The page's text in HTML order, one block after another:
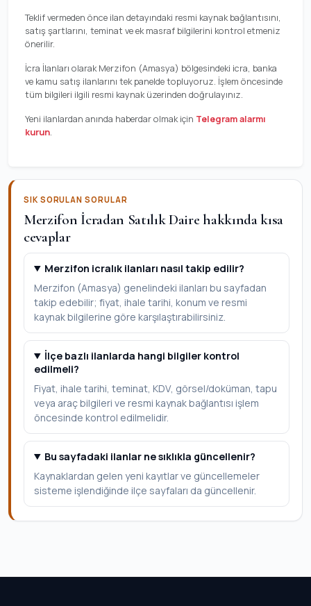
Teklif vermeden önce ilan detayındaki resmi kaynak bağlantısını,
satış şartlarını, teminat ve ek masraf bilgilerini kontrol etmeniz
önerilir.
İcra İlanları olarak Merzifon (Amasya) bölgesindeki icra, banka
ve kamu satış ilanlarını tek panelde topluyoruz. İşlem öncesinde
tüm bilgileri ilgili resmi kaynak üzerinden doğrulayınız.
Yeni ilanlardan anında haberdar olmak için Telegram alarmı
kurun.
SIK SORULAN SORULAR
Merzifon İcradan Satılık Daire hakkında kısa
cevaplar
Merzifon icralık ilanları nasıl takip edilir?
Merzifon (Amasya) genelindeki ilanları bu sayfadan
takip edebilir; fiyat, ihale tarihi, konum ve resmi
kaynak bilgilerine göre karşılaştırabilirsiniz.
İlçe bazlı ilanlarda hangi bilgiler kontrol
edilmeli?
Fiyat, ihale tarihi, teminat, KDV, görsel/doküman, tapu
veya araç bilgileri ve resmi kaynak bağlantısı işlem
öncesinde kontrol edilmelidir.
Bu sayfadaki ilanlar ne sıklıkla güncellenir?
Kaynaklardan gelen yeni kayıtlar ve güncellemeler
sisteme işlendiğinde ilçe sayfaları da güncellenir.